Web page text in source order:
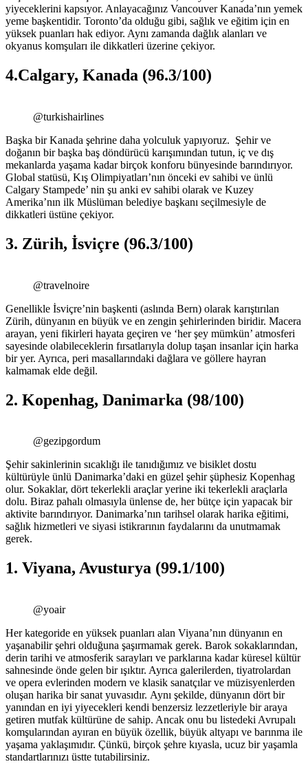
yiyeceklerini kapsıyor. Anlayacağınız Vancouver Kanada’nın yemek
yeme başkentidir. Toronto’da olduğu gibi, sağlık ve eğitim için en
yüksek puanları hak ediyor. Aynı zamanda dağlık alanları ve
okyanus komşuları ile dikkatleri üzerine çekiyor.
4.Calgary, Kanada (96.3/100)
@turkishairlines
Başka bir Kanada şehrine daha yolculuk yapıyoruz. Şehir ve
doğanın bir başka baş döndürücü karışımından tutun, iç ve dış
mekanlarda yaşama kadar birçok konforu bünyesinde barındırıyor.
Global statüsü, Kış Olimpiyatları’nın önceki ev sahibi ve ünlü
Calgary Stampede’ nin şu anki ev sahibi olarak ve Kuzey
Amerika’nın ilk Müslüman belediye başkanı seçilmesiyle de
dikkatleri üstüne çekiyor.
3. Zürih, İsviçre (96.3/100)
@travelnoire
Genellikle İsviçre’nin başkenti (aslında Bern) olarak karıştırılan
Zürih, dünyanın en büyük ve en zengin şehirlerinden biridir. Macera
arayan, yeni fikirleri hayata geçiren ve ‘her şey mümkün’ atmosferi
sayesinde olabileceklerin fırsatlarıyla dolup taşan insanlar için harka
bir yer. Ayrıca, peri masallarındaki dağlara ve göllere hayran
kalmamak elde değil.
2. Kopenhag, Danimarka (98/100)
@gezipgordum
Şehir sakinlerinin sıcaklığı ile tanıdığımız ve bisiklet dostu
kültürüyle ünlü Danimarka’daki en güzel şehir şüphesiz Kopenhag
olur. Sokaklar, dört tekerlekli araçlar yerine iki tekerlekli araçlarla
dolu. Biraz pahalı olmasıyla ünlense de, her bütçe için yapacak bir
aktivite barındırıyor. Danimarka’nın tarihsel olarak harika eğitimi,
sağlık hizmetleri ve siyasi istikrarının faydalarını da unutmamak
gerek.
1. Viyana, Avusturya (99.1/100)
@yoair
Her kategoride en yüksek puanları alan Viyana’nın dünyanın en
yaşanabilir şehri olduğuna şaşırmamak gerek. Barok sokaklarından,
derin tarihi ve atmosferik sarayları ve parklarına kadar küresel kültür
sahnesinde önde gelen bir ışıktır. Ayrıca galerilerden, tiyatrolardan
ve opera evlerinden modern ve klasik sanatçılar ve müzisyenlerden
oluşan harika bir sanat yuvasıdır. Aynı şekilde, dünyanın dört bir
yanından en iyi yiyecekleri kendi benzersiz lezzetleriyle bir araya
getiren mutfak kültürüne de sahip. Ancak onu bu listedeki Avrupalı ​​
komşularından ayıran en büyük özellik, büyük altyapı ve barınma ile
yaşama yaklaşımıdır. Çünkü, birçok şehre kıyasla, ucuz bir yaşamla
standartlarınızı üstte tutabilirsiniz.